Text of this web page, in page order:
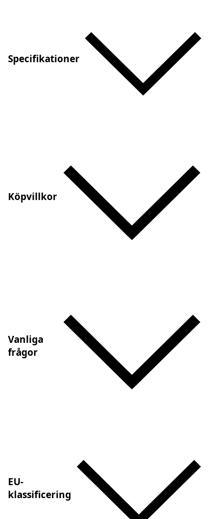
Specifikationer
Köpvillkor
Vanliga
frågor
EU-
klassificering